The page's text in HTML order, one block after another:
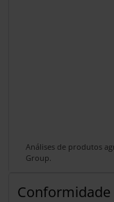
Análises de produtos
Group.
Conformidade